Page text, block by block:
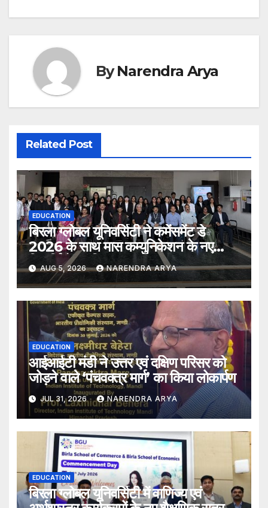
ByNarendra Arya
Related Post
EDUCATION
बिरला ग्लोबल यूनिवर्सिटी ने कमेंसमेंट डे
2026 के साथ मास कम्युनिकेशन के नए
विद्यार्थियों का किया स्वागत
AUG 5, 2026 NARENDRA ARYA
EDUCATION
आईआईटी मंडी ने उत्तर एवं दक्षिण परिसर को
जोड़ने वाले ‘पंचवक्त्र मार्ग’ का किया लोकार्पण
JUL 31, 2026 NARENDRA ARYA
EDUCATION
बिरला ग्लोबल यूनिवर्सिटी में वाणिज्य एवं